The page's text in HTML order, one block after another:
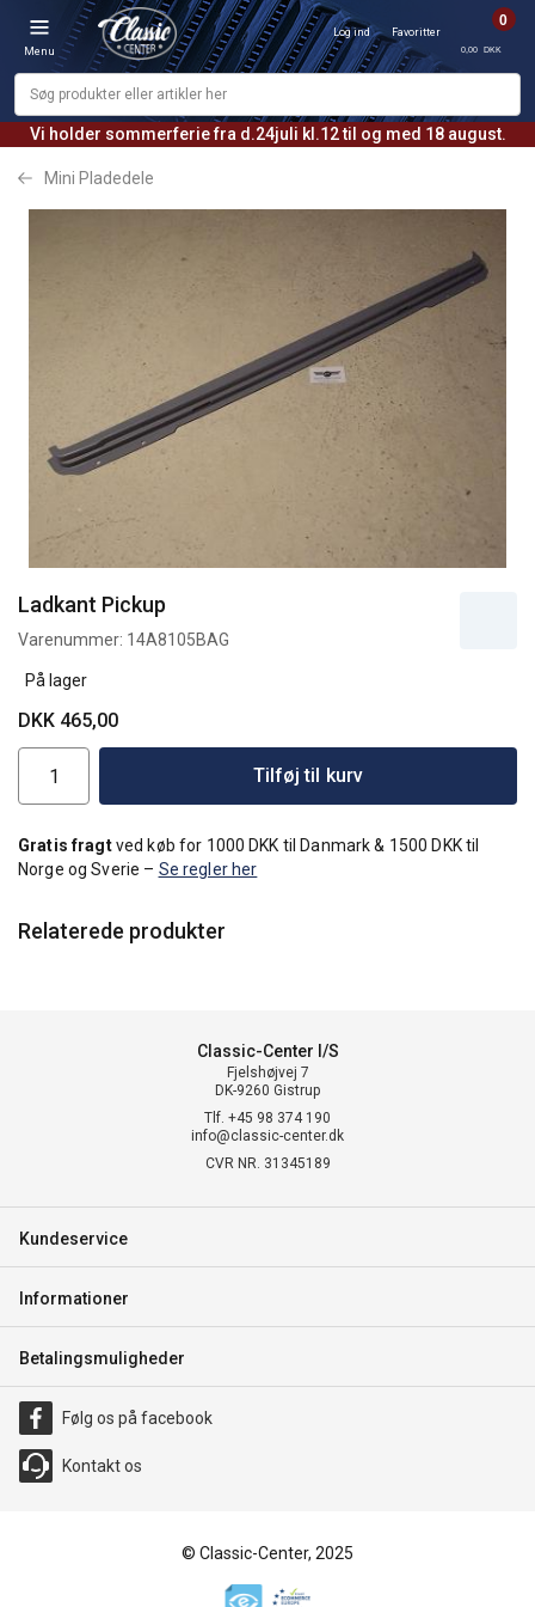
Vi holder sommerferie fra d.24juli kl.12 til og med 18 august.
Menu
Log ind Favoritter
0
0,00 DKK
Mini Pladedele
Ladkant Pickup
Varenummer: 14A8105BAG
På lager
DKK 465,00
Tilføj til kurv
Gratis fragtved køb for 1000 DKK til Danmark & 1500 DKK til
Norge og Sverie – Se regler her
Relaterede produkter
Classic-Center I/S
Fjelshøjvej 7
DK-9260 Gistrup
Tlf. +45 98 374 190
info@classic-center.dk
CVR NR. 31345189
Kundeservice
Informationer
Betalingsmuligheder
Følg os på facebook
Kontakt os
© Classic-Center, 2025